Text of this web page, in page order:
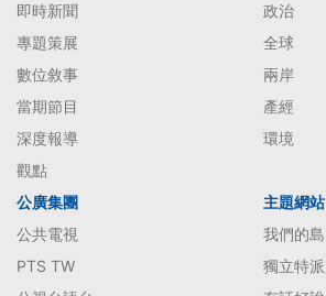
即時新聞
專題策展
數位敘事
當期節目
深度報導
觀點
政治
全球
兩岸
產經
環境
公廣集團
公共電視
PTS TW
主題網站
我們的島
獨立特